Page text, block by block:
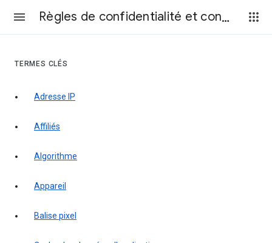
Règles de confidentialité et conditions d’utilisation
TERMES CLÉS
Adresse IP
Affiliés
Algorithme
Appareil
Balise pixel